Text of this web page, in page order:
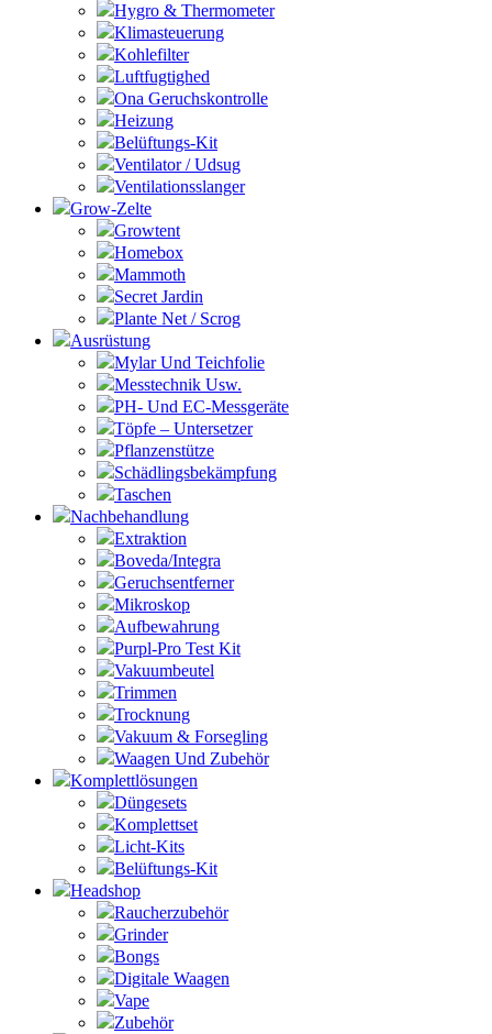
Hygro & Thermometer
Klimasteuerung
Kohlefilter
Luftfugtighed
Ona Geruchskontrolle
Heizung
Belüftungs-Kit
Ventilator / Udsug
Ventilationsslanger
Grow-Zelte
Growtent
Homebox
Mammoth
Secret Jardin
Plante Net / Scrog
Ausrüstung
Mylar Und Teichfolie
Messtechnik Usw.
PH- Und EC-Messgeräte
Töpfe – Untersetzer
Pflanzenstütze
Schädlingsbekämpfung
Taschen
Nachbehandlung
Extraktion
Boveda/Integra
Geruchsentferner
Mikroskop
Aufbewahrung
Purpl-Pro Test Kit
Vakuumbeutel
Trimmen
Trocknung
Vakuum & Forsegling
Waagen Und Zubehör
Komplettlösungen
Düngesets
Komplettset
Licht-Kits
Belüftungs-Kit
Headshop
Raucherzubehör
Grinder
Bongs
Digitale Waagen
Vape
Zubehör